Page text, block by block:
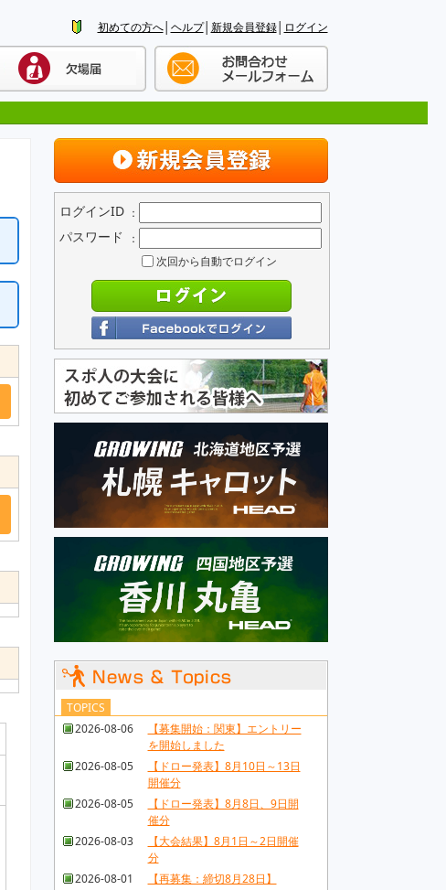
初めての方へ│ ヘルプ│ 新規会員登録│ ログイン
ログインID ：
パスワード
：
次回から自動でログイン
TOPICS
2026-08-06
【募集開始：関東】エントリー
を開始しました
2026-08-05
【ドロー発表】8月10日～13日
開催分
2026-08-05
【ドロー発表】8月8日、9日開
催分
2026-08-03
【大会結果】8月1日～2日開催
分
2026-08-01
【再募集：締切8月28日】